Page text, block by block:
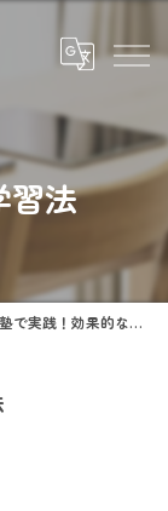
習法
塾で実践！効果的な長期休暇学習法